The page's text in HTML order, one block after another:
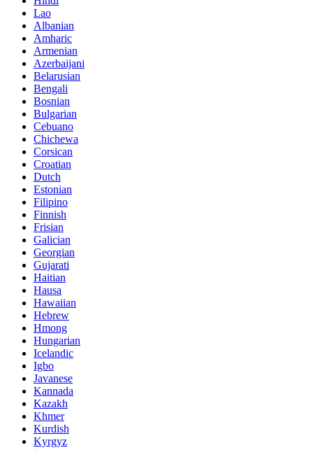
Lao
Albanian
Amharic
Armenian
Azerbaijani
Belarusian
Bengali
Bosnian
Bulgarian
Cebuano
Chichewa
Corsican
Croatian
Dutch
Estonian
Filipino
Finnish
Frisian
Galician
Georgian
Gujarati
Haitian
Hausa
Hawaiian
Hebrew
Hmong
Hungarian
Icelandic
Igbo
Javanese
Kannada
Kazakh
Khmer
Kurdish
Kyrgyz